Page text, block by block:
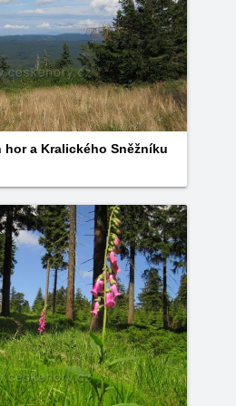
hor a Kralického Sněžníku